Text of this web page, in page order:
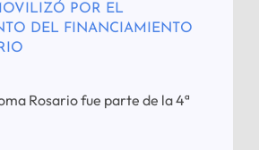
POR EL
DEL FINANCIAMIENTO
Rosario fue parte de la 4ª